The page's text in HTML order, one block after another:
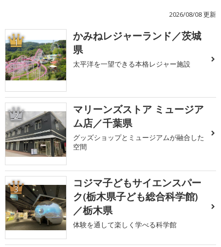
2026/08/08 更新
1
かみねレジャーランド／茨城
県
太平洋を一望できる本格レジャー施設
2
マリーンズストア ミュージア
ム店／千葉県
グッズショップとミュージアムが融合した
空間
3
コジマ子どもサイエンスパー
ク(栃木県子ども総合科学館)
／栃木県
体験を通して楽しく学べる科学館